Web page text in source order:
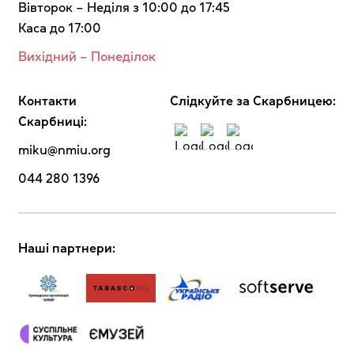
Вівторок – Неділя з 10:00 до 17:45
Каса до 17:00
Вихідний – Понеділок
Контакти
Скарбниці:
miku@nmiu.org
044 280 1396
Cлідкуйте за Скарбницею:
Наші партнери: